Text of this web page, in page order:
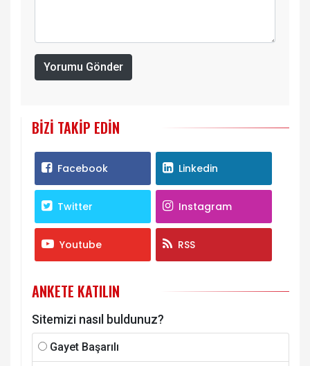
Yorumu Gönder
BIZI TAKIP EDIN
Facebook Linkedin
Twitter Instagram
Youtube RSS
ANKETE KATILIN
Sitemizi nasıl buldunuz?
Gayet Başarılı